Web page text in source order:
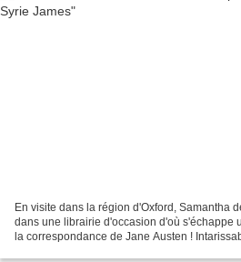
En visite dans la région d'Oxford, Samantha
dans une librairie d'occasion d'où s'échappe
la correspondance de Jane Austen !